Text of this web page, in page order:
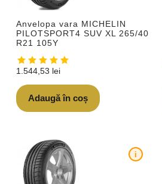
Anvelopa vara MICHELIN
PILOTSPORT4 SUV XL 265/40
R21 105Y
1.544,53 lei
Adaugă în coș
i